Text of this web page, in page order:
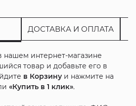
ДОСТАВКА И ОПЛАТА
нашем интернет-магазине
товар и добавьте его в
в Корзинуи нажмите на
«Купить в 1 клик».